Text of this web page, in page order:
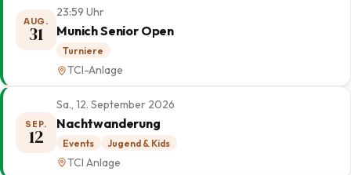
AUG.
31
23:59 Uhr
Munich Senior Open
Turniere
TCI-Anlage
SEP.
12
Sa., 12. September 2026
Nachtwanderung
Events Jugend & Kids
TCI Anlage